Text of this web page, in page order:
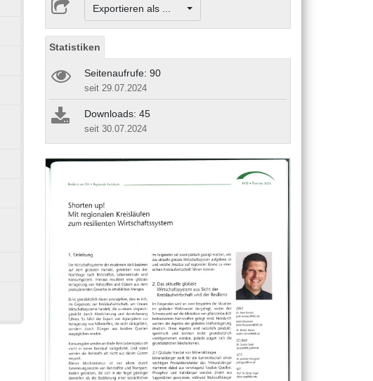
Exportieren als ...
Statistiken
Seitenaufrufe: 90
seit 29.07.2024
Downloads: 45
seit 30.07.2024